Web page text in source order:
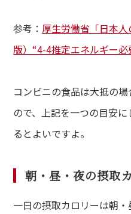
参考： 厚生労働省「日本
版）“4-4推定エネルギー必
コンビニの食品は大抵の
ので、上記を一つの目安
るとよいですよ。
朝・昼・夜の摂取
一日の摂取カロリーは朝